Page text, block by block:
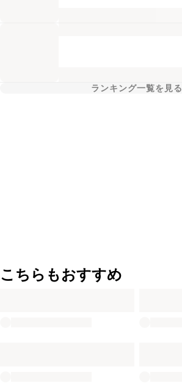
ランキング一覧を見る
こちらもおすすめ